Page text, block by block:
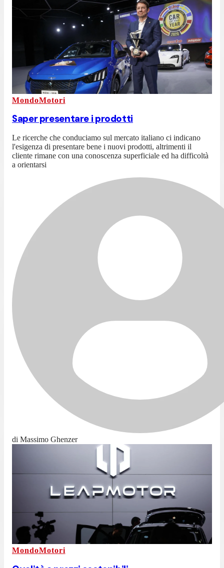
MondoMotori
Saper presentare i prodotti
Le ricerche che conduciamo sul mercato italiano ci indicano
l'esigenza di presentare bene i nuovi prodotti, altrimenti il
cliente rimane con una conoscenza superficiale ed ha difficoltà
a orientarsi
di Massimo Ghenzer
MondoMotori